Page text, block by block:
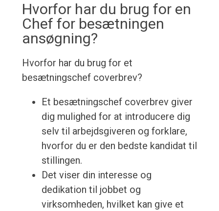
Hvorfor har du brug for en
Chef for besætningen
ansøgning?
Hvorfor har du brug for et
besætningschef coverbrev?
Et besætningschef coverbrev giver
dig mulighed for at introducere dig
selv til arbejdsgiveren og forklare,
hvorfor du er den bedste kandidat til
stillingen.
Det viser din interesse og
dedikation til jobbet og
virksomheden, hvilket kan give et